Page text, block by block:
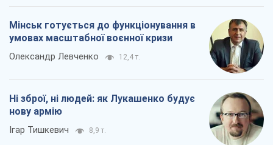
Мінськ готується до функціонування в
умовах масштабної воєнної кризи
Олександр Левченко 12,4 т.
Ні зброї, ні людей: як Лукашенко будує
нову армію
Ігар Тишкевич 8,9 т.